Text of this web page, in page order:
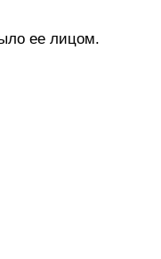
ее лицом.